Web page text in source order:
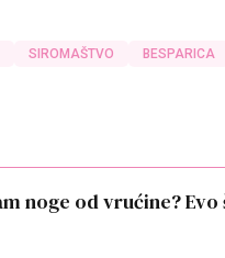
SIROMAŠTVO BESPARICA
noge od vrućine?